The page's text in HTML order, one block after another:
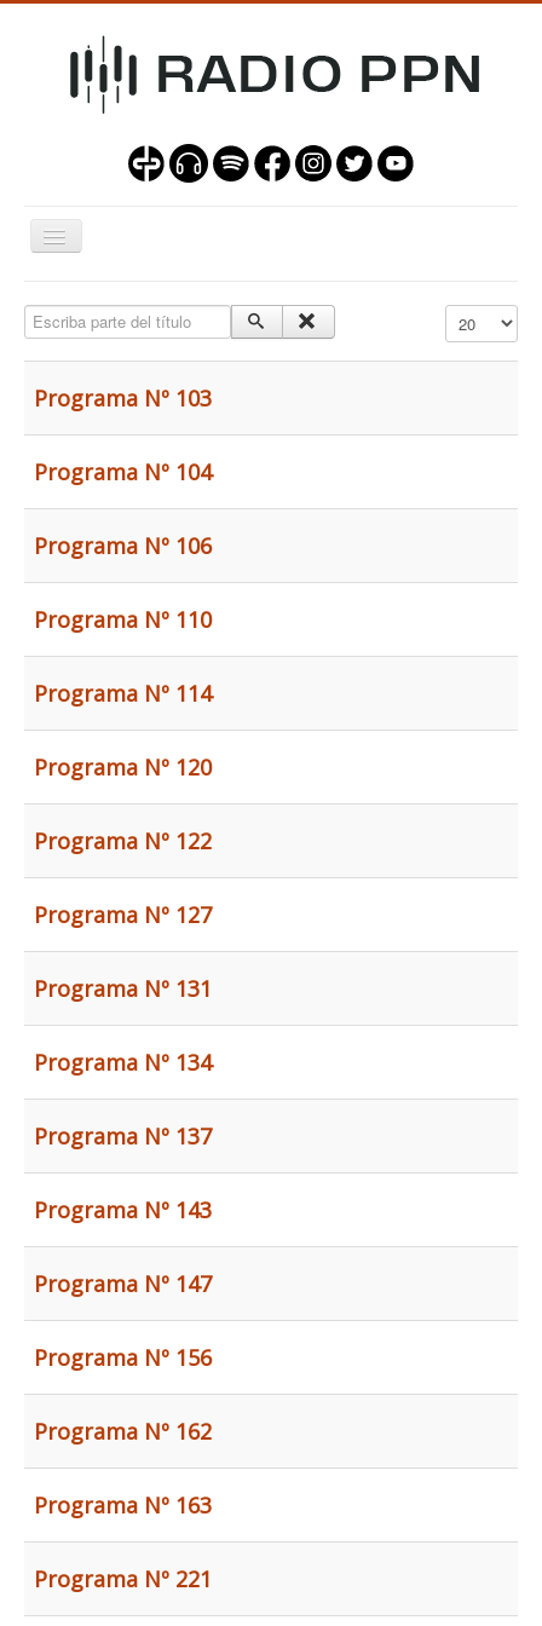
Alternar
navegación
Nuestra Misión
Sala de operadores
Escriba parte del título Mostrar #
Programa Nº 103
Programa Nº 104
Programa Nº 106
Programa Nº 110
Programa Nº 114
Programa Nº 120
Programa Nº 122
Programa Nº 127
Programa Nº 131
Programa Nº 134
Programa Nº 137
Programa Nº 143
Programa Nº 147
Programa Nº 156
Programa Nº 162
Programa Nº 163
Programa Nº 221